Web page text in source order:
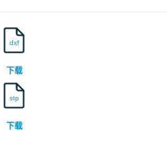
dxf
下载
stp
下载